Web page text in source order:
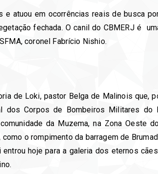
atuou em ocorrências reais de busca
fechada. O canil do CBMERJ é
coronel Fabrício Nishio.
de Loki, pastor Belga de Malinois que,
dos Corpos de Bombeiros Militares
da Muzema, na Zona Oeste
o rompimento da barragem de
hoje para a galeria dos eternos